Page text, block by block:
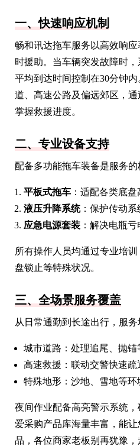
一、快速响应机制
畅和讯达拖车服务以高效响
时援助。当车辆突发故障时，
平均到达时间控制在30分钟
道、高速公路及偏远郊区，
掌握救援进度。
二、专业设备支持
配备多功能拖车装备是服务的
平板式拖车 ：适配各类底
液压升降系统：保护传动系
应急电源套装 ：解决电瓶
所有操作人员均通过专业培
盘锁止等特殊状况。
三、全场景服务覆盖
从日常通勤到长途出行，服务
城市道路：处理追尾、抛锚
高速救援：联动交警快速疏
特殊地形：沙地、雪地等环
夜间作业配备高亮警示系统，
爱采购产品库海量丰富，能
品，各位商家老板别再犹豫，